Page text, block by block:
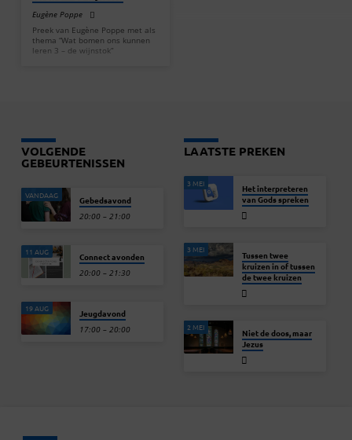
Eugène Poppe
Preek van Eugène Poppe met als
thema “Wat bomen ons kunnen
leren 3 – de wijnstok”
VOLGENDE
GEBEURTENISSEN
VANDAAG Gebedsavond
20:00 – 21:00
11 AUG Connect avonden
20:00 – 21:30
19 AUG Jeugdavond
17:00 – 20:00
LAATSTE PREKEN
3 MEI
Het interpreteren
van Gods spreken
3 MEI
Tussen twee
kruizen in of tussen
de twee kruizen
2 MEI
Niet de doos, maar
Jezus